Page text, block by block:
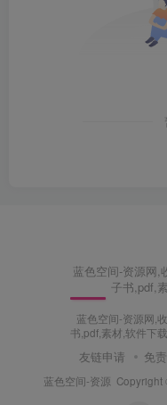
蓝色空间-资源网,
子书,pdf,
蓝色空间-资源网,
书,pdf,素材,软件下
友链申请 免
蓝色空间-资源 Copyright